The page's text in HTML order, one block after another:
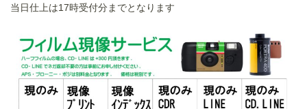
当日仕上は17時受付分までとなります